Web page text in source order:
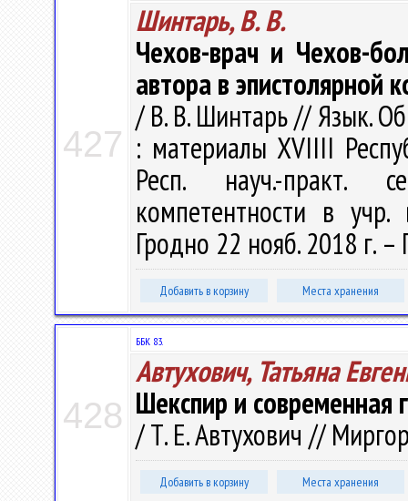
427
Шинтарь, В. В.
Чехов-врач и Чехов-
автора в эпистолярной
/ В. В. Шинтарь // Язык.
: материалы ХVIIII
Респ. науч.-практ.
компетентности в
Гродно 22 нояб. 2018 г.
Добавить в корзину Места хранения
428
ББК 83.
Автухович, Татьяна
Шекспир и современная
/ Т. Е. Автухович //
Добавить в корзину Места хранения